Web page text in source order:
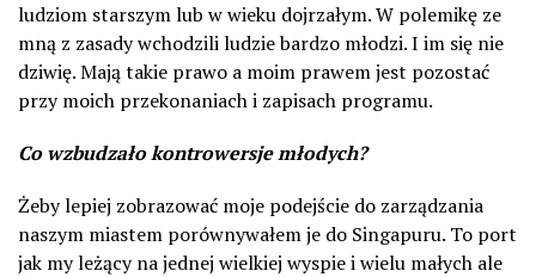
ludziom starszym lub w wieku dojrzałym. W polemikę ze
mną z zasady wchodzili ludzie bardzo młodzi. I im się nie
dziwię. Mają takie prawo a moim prawem jest pozostać
przy moich przekonaniach i zapisach programu.
Co wzbudzało kontrowersje młodych?
Żeby lepiej zobrazować moje podejście do zarządzania
naszym miastem porównywałem je do Singapuru. To port
jak my leżący na jednej wielkiej wyspie i wielu małych ale